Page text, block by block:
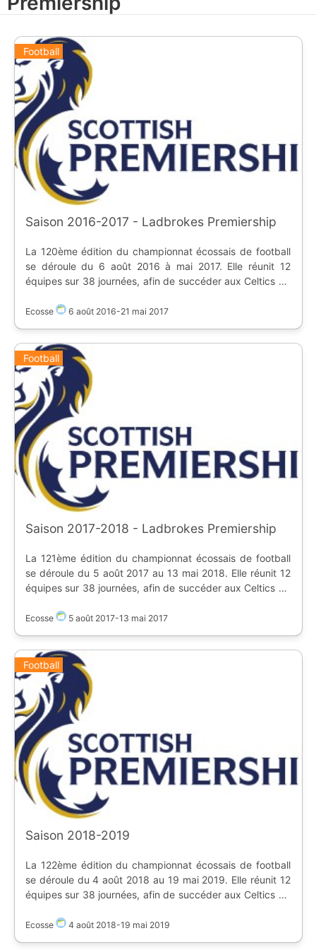
Football
Saison 2016-2017 - Ladbrokes Premiership
La 120ème édition du championnat écossais de football
se déroule du 6 août 2016 à mai 2017. Elle réunit 12
équipes sur 38 journées, afin de succéder aux Celtics de
raison du partenariat avec la société de paris. Cette
Rangers au plus haut niveau. Classement : * **Celtic
FC** * Aberdeen FC * Rangers Promus en début de
saison : * Rangers Relégués en fin de saison : * Inverness
CT
Ecosse 6 août 2016-21 mai 2017
Football
Saison 2017-2018 - Ladbrokes Premiership
La 121ème édition du championnat écossais de football
se déroule du 5 août 2017 au 13 mai 2018. Elle réunit 12
équipes sur 38 journées, afin de succéder aux Celtics de
Classement final : 1. Celtic 2. Aberdeen FC 3. Rangers
County
Ecosse 5 août 2017-13 mai 2017
Football
Saison 2018-2019
La 122ème édition du championnat écossais de football
se déroule du 4 août 2018 au 19 mai 2019. Elle réunit 12
équipes sur 38 journées, afin de succéder aux Celtics de
Livingston FC | Classement | Equipe | Stade | |:-:|-|-| | 1 |
Ecosse 4 août 2018-19 mai 2019